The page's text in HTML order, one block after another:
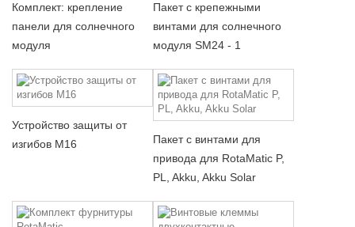
Комплект: крепление
панели для солнечного
модуля
Пакет с крепежными
винтами для солнечного
модуля SM24 - 1
Устройство защиты от
изгибов M16
Пакет с винтами для
привода для RotaMatic P,
PL, Akku, Akku Solar